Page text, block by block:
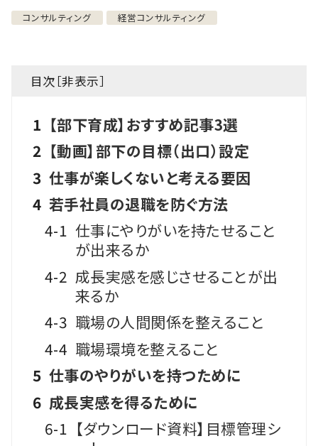
コンサルティング 経営コンサルティング
目次［非表示］
1 【部下育成】おすすめ記事3選
2 【動画】部下の目標（出口）設定
3 仕事が楽しくないと考える要因
4 若手社員の退職を防ぐ方法
4-1 仕事にやりがいを持たせること
が出来るか
4-2 成長実感を感じさせることが出
来るか
4-3 職場の人間関係を整えること
4-4 職場環境を整えること
5 仕事のやりがいを持つために
6 成長実感を得るために
6-1 【ダウンロード資料】目標管理シ